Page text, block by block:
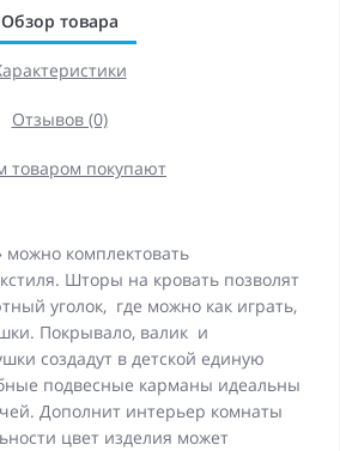
Обзор товара
Отзывов (0)
товаром покупают
можно комплектовать
Шторы на кровать позволят
уголок, где можно как играть,
Покрывало, валик и
создадут в детской единую
подвесные карманы идеальны
Дополнит интерьер комнаты
цвет изделия может